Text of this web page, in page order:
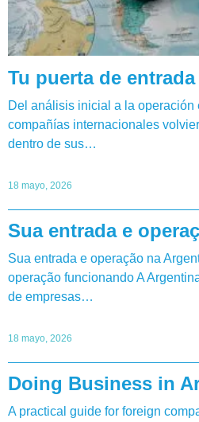
Tu puerta de
Del análisis inicial a la operación
compañías internacionales
dentro de sus…
18 mayo, 2026
Sua entrada e
Sua entrada e operação na
operação funcionando A
de empresas…
18 mayo, 2026
Doing Business in
A practical guide for foreign